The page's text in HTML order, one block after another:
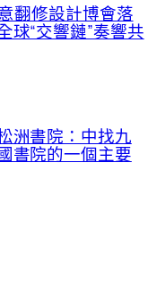
翻修設計博會落
球“交響鏈”奏響共
洲書院：中找九
書院的一個主要